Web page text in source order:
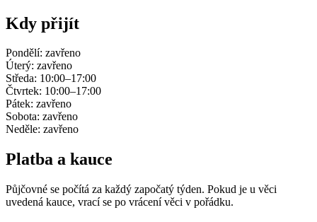
Kdy přijít
Pondělí: zavřeno
Úterý: zavřeno
Středa: 10:00–17:00
Čtvrtek: 10:00–17:00
Pátek: zavřeno
Sobota: zavřeno
Neděle: zavřeno
Platba a kauce
Půjčovné se počítá za každý započatý týden. Pokud je u věci
uvedená kauce, vrací se po vrácení věci v pořádku.